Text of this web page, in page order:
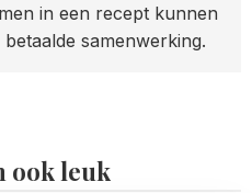
in een recept kunnen
samenwerking.
ook leuk